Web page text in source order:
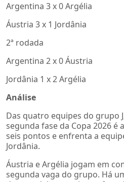
Argentina 3 x 0 Argélia
Áustria 3 x 1 Jordânia
2ª rodada
Argentina 2 x 0 Áustria
Jordânia 1 x 2 Argélia
Análise
Das quatro equipes do grupo
segunda fase da Copa 2026 é
seis pontos e enfrenta a
Jordânia.
Áustria e Argélia jogam em
segunda vaga do grupo. Há